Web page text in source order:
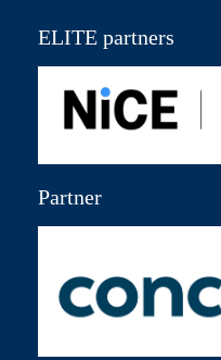
ELITE partners
Partner